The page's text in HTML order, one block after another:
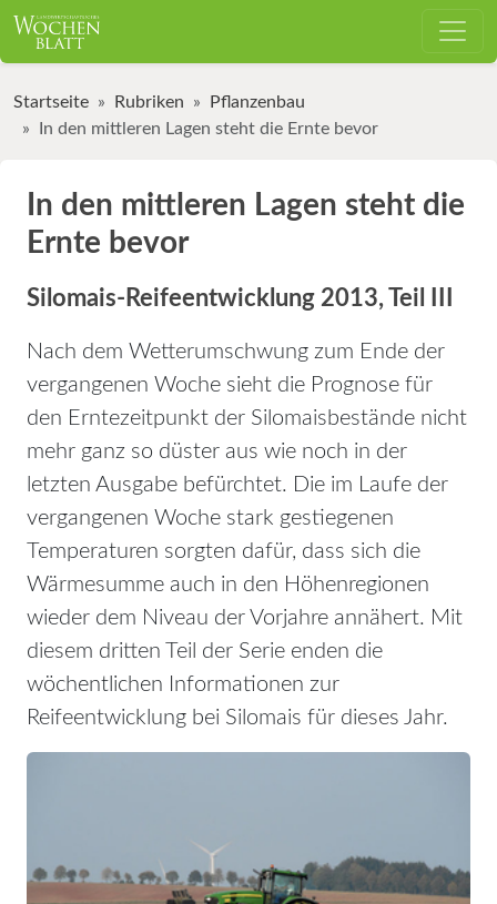
Startseite Rubriken
Pflanzenbau
In den mittleren Lagen steht die Ernte bevor
In den mittleren Lagen steht die
Ernte bevor
Silomais-Reifeentwicklung 2013, Teil III
Nach dem Wetterumschwung zum Ende der
vergangenen Woche sieht die Prognose für
den Erntezeitpunkt der Silomaisbestände nicht
mehr ganz so düster aus wie noch in der
letzten Ausgabe befürchtet. Die im Laufe der
vergangenen Woche stark gestiegenen
Temperaturen sorgten dafür, dass sich die
Wärmesumme auch in den Höhenregionen
wieder dem Niveau der Vorjahre annähert. Mit
diesem dritten Teil der Serie enden die
wöchentlichen Informationen zur
Reifeentwicklung bei Silomais für dieses Jahr.